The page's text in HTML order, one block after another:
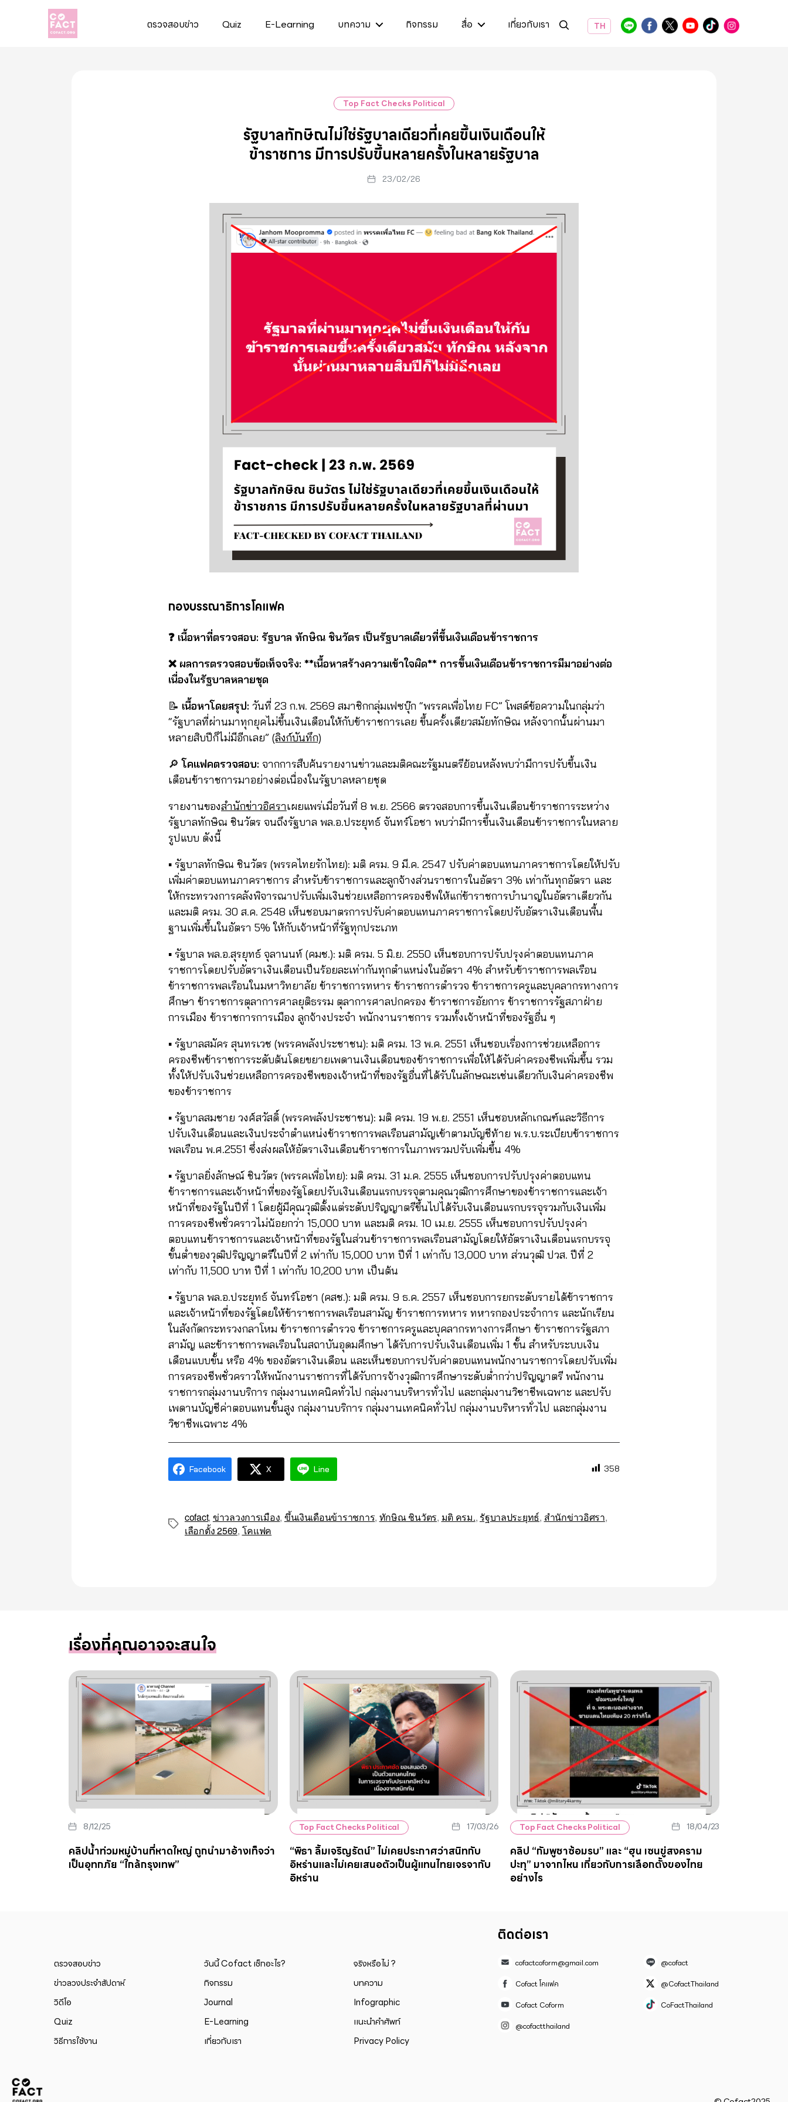
ตรวจสอบข่าว Quiz E-Learning บทความ กิจกรรม สื่อ เกี่ยวกับเรา TH
Top Fact Checks Political
รัฐบาลทักษิณไม่ใช่รัฐบาลเดียวที่เคยขึ้นเงินเดือนให้
ข้าราชการ มีการปรับขึ้นหลายครั้งในหลายรัฐบาล
23/02/26
กองบรรณาธิการโคแฟค
❓ เนื้อหาที่ตรวจสอบ: รัฐบาล ทักษิณ ชินวัตร เป็นรัฐบาลเดียวที่ขึ้นเงินเดือนข้าราชการ
❌ ผลการตรวจสอบข้อเท็จจริง: **เนื้อหาสร้างความเข้าใจผิด** การขึ้นเงินเดือนข้าราชการมีมาอย่างต่อ
เนื่องในรัฐบาลหลายชุด
📝 เนื้อหาโดยสรุป: วันที่ 23 ก.พ. 2569 สมาชิกกลุ่มเฟซบุ๊ก “พรรคเพื่อไทย FC” โพสต์ข้อความในกลุ่มว่า
“รัฐบาลที่ผ่านมาทุกยุคไม่ขึ้นเงินเดือนให้กับข้าราชการเลย ขึ้นครั้งเดียวสมัยทักษิณ หลังจากนั้นผ่านมา
หลายสิบปีก็ไม่มีอีกเลย” (ลิงก์บันทึก)
🔎 โคแฟคตรวจสอบ: จากการสืบค้นรายงานข่าวและมติคณะรัฐมนตรีย้อนหลังพบว่ามีการปรับขึ้นเงิน
เดือนข้าราชการมาอย่างต่อเนื่องในรัฐบาลหลายชุด
รายงานของสำนักข่าวอิศราเผยแพร่เมื่อวันที่ 8 พ.ย. 2566 ตรวจสอบการขึ้นเงินเดือนข้าราชการระหว่าง
รัฐบาลทักษิณ ชินวัตร จนถึงรัฐบาล พล.อ.ประยุทธ์ จันทร์โอชา พบว่ามีการขึ้นเงินเดือนข้าราชการในหลาย
รูปแบบ ดังนี้
▪️ รัฐบาลทักษิณ ชินวัตร (พรรคไทยรักไทย): มติ ครม. 9 มี.ค. 2547 ปรับค่าตอบแทนภาคราชการโดยให้ปรับ
เพิ่มค่าตอบแทนภาคราชการ สำหรับข้าราชการและลูกจ้างส่วนราชการในอัตรา 3% เท่ากันทุกอัตรา และ
ให้กระทรวงการคลังพิจารณาปรับเพิ่มเงินช่วยเหลือการครองชีพให้แก่ข้าราชการบำนาญในอัตราเดียวกัน
และมติ ครม. 30 ส.ค. 2548 เห็นชอบมาตรการปรับค่าตอบแทนภาคราชการโดยปรับอัตราเงินเดือนพื้น
ฐานเพิ่มขึ้นในอัตรา 5% ให้กับเจ้าหน้าที่รัฐทุกประเภท
▪️ รัฐบาล พล.อ.สุรยุทธ์ จุลานนท์ (คมช.): มติ ครม. 5 มิ.ย. 2550 เห็นชอบการปรับปรุงค่าตอบแทนภาค
ราชการโดยปรับอัตราเงินเดือนเป็นร้อยละเท่ากันทุกตำแหน่งในอัตรา 4% สำหรับข้าราชการพลเรือน
ข้าราชการพลเรือนในมหาวิทยาลัย ข้าราชการทหาร ข้าราชการตำรวจ ข้าราชการครูและบุคลากรทางการ
ศึกษา ข้าราชการตุลาการศาลยุติธรรม ตุลาการศาลปกครอง ข้าราชการอัยการ ข้าราชการรัฐสภาฝ่าย
การเมือง ข้าราชการการเมือง ลูกจ้างประจำ พนักงานราชการ รวมทั้งเจ้าหน้าที่ของรัฐอื่น ๆ
▪️ รัฐบาลสมัคร สุนทรเวช (พรรคพลังประชาชน): มติ ครม. 13 พ.ค. 2551 เห็นชอบเรื่องการช่วยเหลือการ
ครองชีพข้าราชการระดับต้นโดยขยายเพดานเงินเดือนของข้าราชการเพื่อให้ได้รับค่าครองชีพเพิ่มขึ้น รวม
ทั้งให้ปรับเงินช่วยเหลือการครองชีพของเจ้าหน้าที่ของรัฐอื่นที่ได้รับในลักษณะเช่นเดียวกับเงินค่าครองชีพ
ของข้าราชการ
▪️ รัฐบาลสมชาย วงศ์สวัสดิ์ (พรรคพลังประชาชน): มติ ครม. 19 พ.ย. 2551 เห็นชอบหลักเกณฑ์และวิธีการ
ปรับเงินเดือนและเงินประจำตำแหน่งข้าราชการพลเรือนสามัญเข้าตามบัญชีท้าย พ.ร.บ.ระเบียบข้าราชการ
พลเรือน พ.ศ.2551 ซึ่งส่งผลให้อัตราเงินเดือนข้าราชการในภาพรวมปรับเพิ่มขึ้น 4%
▪️ รัฐบาลยิ่งลักษณ์ ชินวัตร (พรรคเพื่อไทย): มติ ครม. 31 ม.ค. 2555 เห็นชอบการปรับปรุงค่าตอบแทน
ข้าราชการและเจ้าหน้าที่ของรัฐโดยปรับเงินเดือนแรกบรรจุตามคุณวุฒิการศึกษาของข้าราชการและเจ้า
หน้าที่ของรัฐในปีที่ 1 โดยผู้มีคุณวุฒิตั้งแต่ระดับปริญญาตรีขึ้นไปได้รับเงินเดือนแรกบรรจุรวมกับเงินเพิ่ม
การครองชีพชั่วคราวไม่น้อยกว่า 15,000 บาท และมติ ครม. 10 เม.ย. 2555 เห็นชอบการปรับปรุงค่า
ตอบแทนข้าราชการและเจ้าหน้าที่ของรัฐในส่วนข้าราชการพลเรือนสามัญโดยให้อัตราเงินเดือนแรกบรรจุ
ขั้นต่ำของวุฒิปริญญาตรีในปีที่ 2 เท่ากับ 15,000 บาท ปีที่ 1 เท่ากับ 13,000 บาท ส่วนวุฒิ ปวส. ปีที่ 2
เท่ากับ 11,500 บาท ปีที่ 1 เท่ากับ 10,200 บาท เป็นต้น
▪️ รัฐบาล พล.อ.ประยุทธ์ จันทร์โอชา (คสช.): มติ ครม. 9 ธ.ค. 2557 เห็นชอบการยกระดับรายได้ข้าราชการ
และเจ้าหน้าที่ของรัฐโดยให้ข้าราชการพลเรือนสามัญ ข้าราชการทหาร ทหารกองประจำการ และนักเรียน
ในสังกัดกระทรวงกลาโหม ข้าราชการตำรวจ ข้าราชการครูและบุคลากรทางการศึกษา ข้าราชการรัฐสภา
สามัญ และข้าราชการพลเรือนในสถาบันอุดมศึกษา ได้รับการปรับเงินเดือนเพิ่ม 1 ขั้น สำหรับระบบเงิน
เดือนแบบขั้น หรือ 4% ของอัตราเงินเดือน และเห็นชอบการปรับค่าตอบแทนพนักงานราชการโดยปรับเพิ่ม
การครองชีพชั่วคราวให้พนักงานราชการที่ได้รับการจ้างวุฒิการศึกษาระดับต่ำกว่าปริญญาตรี พนักงาน
ราชการกลุ่มงานบริการ กลุ่มงานเทคนิคทั่วไป กลุ่มงานบริหารทั่วไป และกลุ่มงานวิชาชีพเฉพาะ และปรับ
เพดานบัญชีค่าตอบแทนขั้นสูง กลุ่มงานบริการ กลุ่มงานเทคนิคทั่วไป กลุ่มงานบริหารทั่วไป และกลุ่มงาน
วิชาชีพเฉพาะ 4%
358
Facebook X Line
Tags
cofact, ข่าวลวงการเมือง, ขึ้นเงินเดือนข้าราชการ, ทักษิณ ชินวัตร, มติ ครม., รัฐบาลประยุทธ์, สำนักข่าวอิศรา,
เลือกตั้ง 2569, โคแฟค
เรื่องที่คุณอาจจะสนใจ
8/12/25
คลิปน้ำท่วมหมู่บ้านที่หาดใหญ่ ถูกนำมาอ้างเท็จว่า
เป็นอุทกภัย “ใกล้กรุงเทพ”
Top Fact Checks Political 17/03/26
“พิธา ลิ้มเจริญรัตน์” ไม่เคยประกาศว่าสนิทกับ
อิหร่านและไม่เคยเสนอตัวเป็นผู้แทนไทยเจรจากับ
อิหร่าน
Top Fact Checks Political 18/04/23
คลิป “กัมพูชาซ้อมรบ” และ “ฮุน เซนขู่สงคราม
ปะทุ” มาจากไหน เกี่ยวกับการเลือกตั้งของไทย
อย่างไร
ตรวจสอบข่าว วันนี้ Cofact เช็กอะไร?
จริงหรือไม่ ?
ข่าวลวงประจำสัปดาห์
กิจกรรม
บทความ
วิดีโอ
Journal
Infographic
Quiz
E-Learning
แนะนำคำศัพท์
วิธีการใช้งาน
เกี่ยวกับเรา Privacy Policy
ติดต่อเรา
cofactcoform@gmail.com
@cofact
Cofact โคแฟค
@CofactThailand
Cofact Coform
CoFactThailand
@cofactthailand